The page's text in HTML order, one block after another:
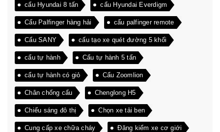
cẩu Hyundai 8 tấn cẩu Hyundai Everdigm
Cẩu Palfinger hàng hải cẩu palfinger remote
Cẩu SANY cấu tạo xe quét đường 5 khối
cẩu tự hành Cẩu tự hành 5 tấn
cẩu tự hành có giỏ Cẩu Zoomlion
Chân chống cẩu Chenglong H5
Chiếu sáng đô thị Chọn xe tải ben
Cung cấp xe chữa cháy Đăng kiểm xe cơ giới